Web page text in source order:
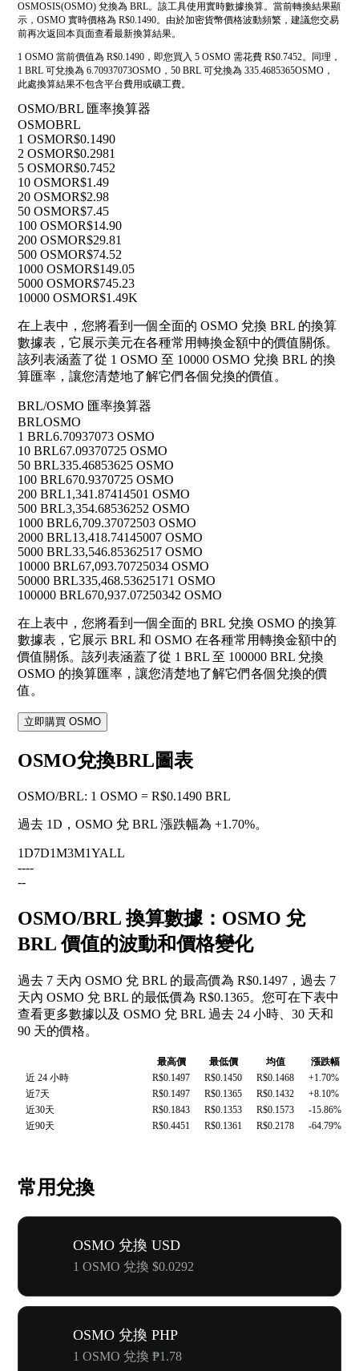
OSMOSIS(OSMO) 兌換為 BRL。該工具使用實時數據換算。當前轉換結果顯
示，OSMO 實時價格為 R$0.1490。由於加密貨幣價格波動頻繁，建議您交易
前再次返回本頁面查看最新換算結果。
1 OSMO 當前價值為 R$0.1490，即您買入 5 OSMO 需花費 R$0.7452。同理，
1 BRL 可兌換為 6.70937073OSMO，50 BRL 可兌換為 335.4685365OSMO，
此處換算結果不包含平台費用或礦工費。
OSMO/BRL 匯率換算器
OSMOBRL
1 OSMOR$0.1490
2 OSMOR$0.2981
5 OSMOR$0.7452
10 OSMOR$1.49
20 OSMOR$2.98
50 OSMOR$7.45
100 OSMOR$14.90
200 OSMOR$29.81
500 OSMOR$74.52
1000 OSMOR$149.05
5000 OSMOR$745.23
10000 OSMOR$1.49K
在上表中，您將看到一個全面的 OSMO 兌換 BRL 的換算
數據表，它展示美元在各種常用轉換金額中的價值關係。
該列表涵蓋了從 1 OSMO 至 10000 OSMO 兌換 BRL 的換
算匯率，讓您清楚地了解它們各個兌換的價值。
BRL/OSMO 匯率換算器
BRLOSMO
1 BRL6.70937073 OSMO
10 BRL67.09370725 OSMO
50 BRL335.46853625 OSMO
100 BRL670.9370725 OSMO
200 BRL1,341.87414501 OSMO
500 BRL3,354.68536252 OSMO
1000 BRL6,709.37072503 OSMO
2000 BRL13,418.74145007 OSMO
5000 BRL33,546.85362517 OSMO
10000 BRL67,093.70725034 OSMO
50000 BRL335,468.53625171 OSMO
100000 BRL670,937.07250342 OSMO
在上表中，您將看到一個全面的 BRL 兌換 OSMO 的換算
數據表，它展示 BRL 和 OSMO 在各種常用轉換金額中的
價值關係。該列表涵蓋了從 1 BRL 至 100000 BRL 兌換
OSMO 的換算匯率，讓您清楚地了解它們各個兌換的價
值。
立即購買 OSMO
OSMO兌換BRL圖表
OSMO/BRL: 1 OSMO = R$0.1490 BRL
過去 1D，OSMO 兌 BRL 漲跌幅為 +1.70%。
1D7D1M3M1YALL
----
--
OSMO/BRL 換算數據：OSMO 兌
BRL 價值的波動和價格變化
過去 7 天內 OSMO 兌 BRL 的最高價為 R$0.1497，過去 7
天內 OSMO 兌 BRL 的最低價為 R$0.1365。您可在下表中
查看更多數據以及 OSMO 兌 BRL 過去 24 小時、30 天和
90 天的價格。
最高價 最低價 均值
漲跌幅
近 24 小時
R$0.1497 R$0.1450 R$0.1468
+1.70%
近7天
R$0.1497 R$0.1365 R$0.1432
+8.10%
近30天
R$0.1843 R$0.1353 R$0.1573
-15.86%
近90天
R$0.4451 R$0.1361 R$0.2178 -64.79%
常用兌換
OSMO 兌換 USD
1 OSMO 兌換 $0.0292
OSMO 兌換 PHP
1 OSMO 兌換 ₱1.78